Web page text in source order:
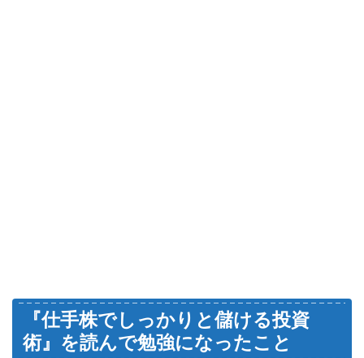
『仕手株でしっかりと儲ける投資
術』を読んで勉強になったこと